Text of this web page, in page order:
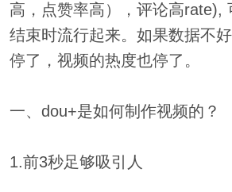
高，点赞率高），评论高rate),
结束时流行起来。如果数据不
停了，视频的热度也停了。
一、dou+是如何制作视频的？
1.前3秒足够吸引人